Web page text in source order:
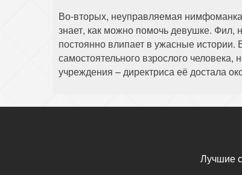
Во-вторых, неуправляемая
знает, как можно помочь девушке. Фил,
постоянно влипает в ужасные
самостоятельного взрослого
учреждения – директриса её достала
Лучшие